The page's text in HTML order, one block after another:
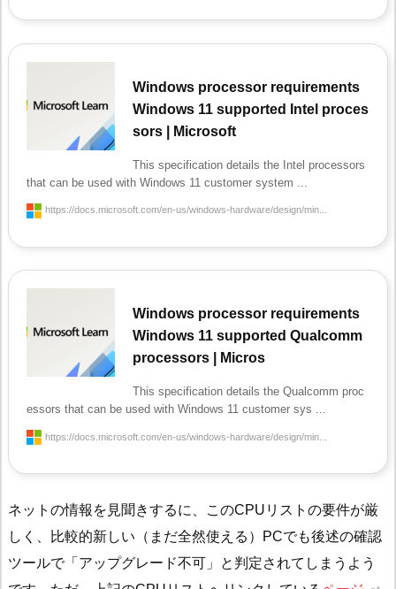
Windows processor requirements
Windows 11 supported Intel proces
sors | Microsoft
This specification details the Intel processors
that can be used with Windows 11 customer system ...
https://docs.microsoft.com/en-us/windows-hardware/design/min...
Windows processor requirements
Windows 11 supported Qualcomm
processors | Micros
This specification details the Qualcomm proc
essors that can be used with Windows 11 customer sys ...
https://docs.microsoft.com/en-us/windows-hardware/design/min...
ネットの情報を見聞きするに、このCPUリストの要件が厳
しく、比較的新しい（まだ全然使える）PCでも後述の確認
ツールで「アップグレード不可」と判定されてしまうよう